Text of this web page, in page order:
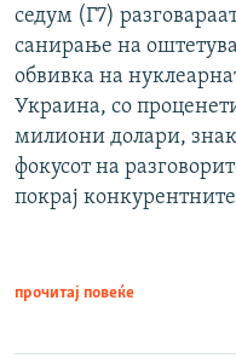
седум (Г7)
санирање на
обвивка на
Украина, со
милиони долари,
фокусот на
покрај
прочитај повеќе